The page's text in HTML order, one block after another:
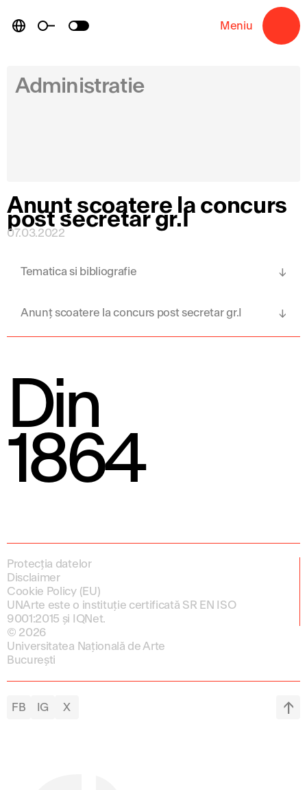
content
Meniu
Administratie
Anunț scoatere la concurs
post secretar gr.I
07.03.2022
Tematica si bibliografie
Anunț scoatere la concurs post secretar gr.I
Din
1864
Protecția datelor
Disclaimer
Cookie Policy (EU)
UNArte este o instituție certificată SR EN ISO
9001:2015 și IQNet.
© 2026
Universitatea Națională de Arte
București
FB IG X